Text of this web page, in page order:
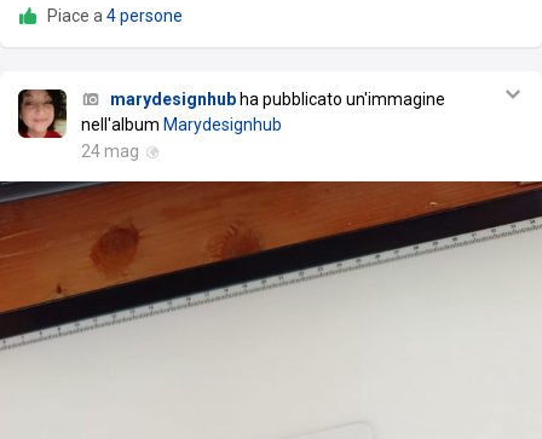
Piace a 4 persone
marydesignhubha pubblicato un'immagine
nell'album Marydesignhub
24 mag